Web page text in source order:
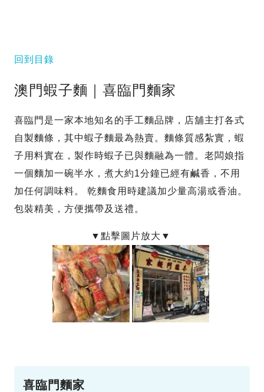
回到目錄
澳門蝦子麵｜喜臨門麵家
喜臨門是一家本地知名的手工麵品牌，店舖主打各式
自製麵條，其中蝦子麵最為熱賣。麵條質感紮實，蝦
子用料實在，製作時蝦子已與麵融為一體。老闆娘指
一個麵加一碗半水，煮大約1分鐘已經有鹹香，不用
加任何調味料。 乾麵食用時建議加少量高湯或香油。
包裝精美，方便攜帶及送禮。
喜臨門麵家